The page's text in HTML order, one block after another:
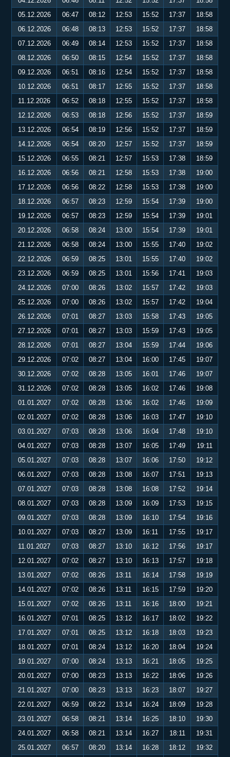
05.12.2026
06:47 08:12 12:53 15:52 17:37
18:58
06.12.2026
06:48 08:13 12:53 15:52 17:37
18:58
07.12.2026
06:49 08:14 12:53 15:52 17:37
18:58
08.12.2026
06:50 08:15 12:54 15:52 17:37
18:58
09.12.2026
06:51 08:16 12:54 15:52 17:37
18:58
10.12.2026
06:51 08:17 12:55 15:52 17:37
18:58
11.12.2026
06:52 08:18 12:55 15:52 17:37
18:58
12.12.2026
06:53 08:18 12:56 15:52 17:37
18:59
13.12.2026
06:54 08:19 12:56 15:52 17:37
18:59
14.12.2026
06:54 08:20 12:57 15:52 17:37
18:59
15.12.2026
06:55 08:21 12:57 15:53 17:38
18:59
16.12.2026
06:56 08:21 12:58 15:53 17:38
19:00
17.12.2026
06:56 08:22 12:58 15:53 17:38
19:00
18.12.2026
06:57 08:23 12:59 15:54 17:39
19:00
19.12.2026
06:57 08:23 12:59 15:54 17:39
19:01
20.12.2026
06:58 08:24 13:00 15:54 17:39
19:01
21.12.2026
06:58 08:24 13:00 15:55 17:40
19:02
22.12.2026
06:59 08:25 13:01 15:55 17:40
19:02
23.12.2026
06:59 08:25 13:01 15:56 17:41
19:03
24.12.2026
07:00 08:26 13:02 15:57 17:42
19:03
25.12.2026
07:00 08:26 13:02 15:57 17:42
19:04
26.12.2026
07:01 08:27 13:03 15:58 17:43
19:05
27.12.2026
07:01 08:27 13:03 15:59 17:43
19:05
28.12.2026
07:01 08:27 13:04 15:59 17:44
19:06
29.12.2026
07:02 08:27 13:04 16:00 17:45
19:07
30.12.2026
07:02 08:28 13:05 16:01 17:46
19:07
31.12.2026
07:02 08:28 13:05 16:02 17:46
19:08
01.01.2027
07:02 08:28 13:06 16:02 17:46
19:09
02.01.2027
07:02 08:28 13:06 16:03 17:47
19:10
03.01.2027
07:03 08:28 13:06 16:04 17:48
19:10
04.01.2027
07:03 08:28 13:07 16:05 17:49
19:11
05.01.2027
07:03 08:28 13:07 16:06 17:50
19:12
06.01.2027
07:03 08:28 13:08 16:07 17:51
19:13
07.01.2027
07:03 08:28 13:08 16:08 17:52
19:14
08.01.2027
07:03 08:28 13:09 16:09 17:53
19:15
09.01.2027
07:03 08:28 13:09 16:10 17:54
19:16
10.01.2027
07:03 08:27 13:09 16:11 17:55
19:17
11.01.2027
07:03 08:27 13:10 16:12 17:56
19:17
12.01.2027
07:02 08:27 13:10 16:13 17:57
19:18
13.01.2027
07:02 08:26 13:11 16:14 17:58
19:19
14.01.2027
07:02 08:26 13:11 16:15 17:59
19:20
15.01.2027
07:02 08:26 13:11 16:16 18:00
19:21
16.01.2027
07:01 08:25 13:12 16:17 18:02
19:22
17.01.2027
07:01 08:25 13:12 16:18 18:03
19:23
18.01.2027
07:01 08:24 13:12 16:20 18:04
19:24
19.01.2027
07:00 08:24 13:13 16:21 18:05
19:25
20.01.2027
07:00 08:23 13:13 16:22 18:06
19:26
21.01.2027
07:00 08:23 13:13 16:23 18:07
19:27
22.01.2027
06:59 08:22 13:14 16:24 18:09
19:28
23.01.2027
06:58 08:21 13:14 16:25 18:10
19:30
24.01.2027
06:58 08:21 13:14 16:27 18:11
19:31
25.01.2027
06:57 08:20 13:14 16:28 18:12
19:32